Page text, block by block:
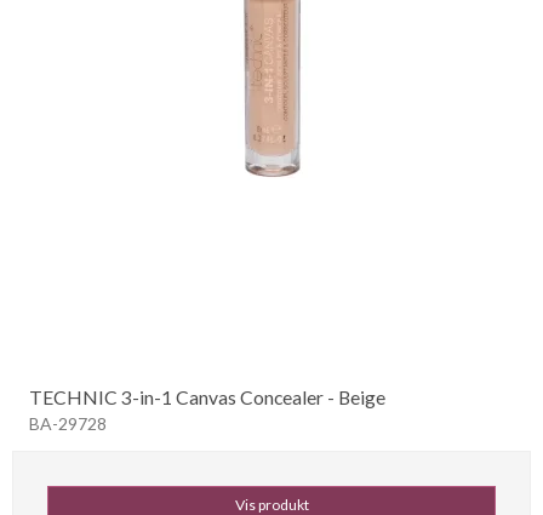
TECHNIC 3-in-1 Canvas Concealer - Beige
BA-29728
Vis produkt